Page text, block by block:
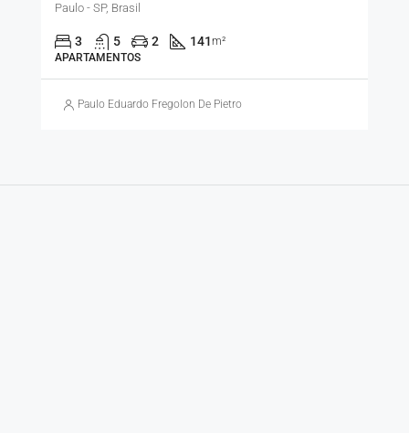
Paulo - SP, Brasil
3 5 2 141m²
APARTAMENTOS
Paulo Eduardo Fregolon De Pietro